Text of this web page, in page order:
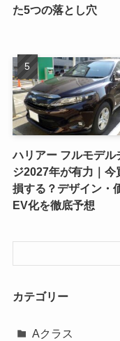
た5つの落とし穴
ハリアー フルモデル
ジ2027年が有力｜今
損する？デザイン・
EV化を徹底予想
カテゴリー
Aクラス